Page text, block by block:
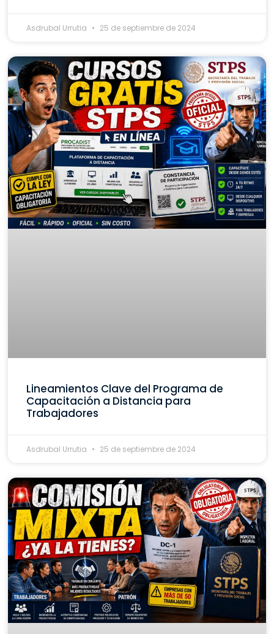
Asdrubal Urrutia 25 de septiembre de 2024
Lineamientos Clave del Programa de
Capacitación a Distancia para
Trabajadores
Asdrubal Urrutia 25 de septiembre de 2024